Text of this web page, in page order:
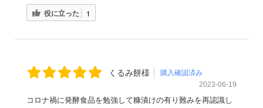
役に立った 1
くるみ餅様
購入確認済み
2023-06-19
コロナ禍に発酵食品を勉強して糠漬けの有り難みを再認識し